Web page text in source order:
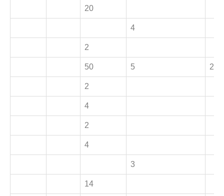
20
4
2
50 5 2
2
4
2
4
3
14